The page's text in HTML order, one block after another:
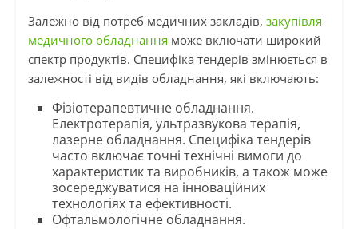
Залежно від потреб медичних закладів, закупівля
медичного обладнання може включати широкий
спектр продуктів. Специфіка тендерів змінюється в
залежності від видів обладнання, які включають:
Фізіотерапевтичне обладнання.
Електротерапія, ультразвукова терапія,
лазерне обладнання. Специфіка тендерів
часто включає точні технічні вимоги до
характеристик та виробників, а також може
зосереджуватися на інноваційних
технологіях та ефективності.
Офтальмологічне обладнання.